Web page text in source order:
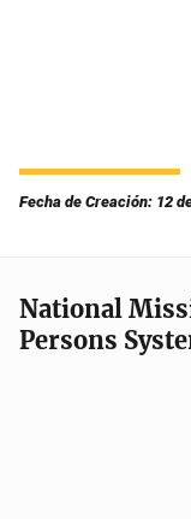
Fecha de Creación: 12
National
Persons